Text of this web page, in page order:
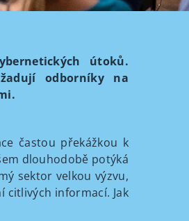
útoků.
odborníky na
častou překážkou k
dlouhodobě potýká
sektor velkou výzvu,
informací. Jak